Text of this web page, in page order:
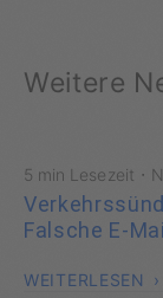
Weitere
5 min Lesezeit ·
Falsche E-
WEITERLESEN